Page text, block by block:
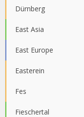
Dürnberg
East Asia
East Europe
Easterein
Fes
Fieschertal